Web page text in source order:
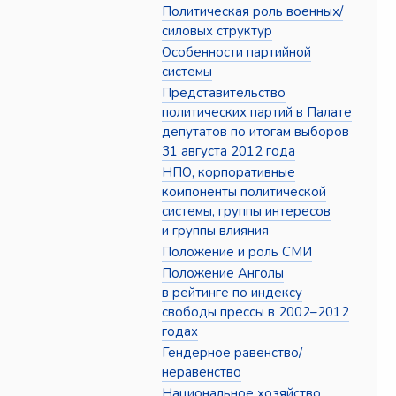
Политическая роль военных/
силовых структур
Особенности партийной
системы
Представительство
политических партий в Палате
депутатов по итогам выборов
31 августа 2012 года
НПО, корпоративные
компоненты политической
системы, группы интересов
и группы влияния
Положение и роль СМИ
Положение Анголы
в рейтинге по индексу
свободы прессы в 2002–2012
годах
Гендерное равенство/
неравенство